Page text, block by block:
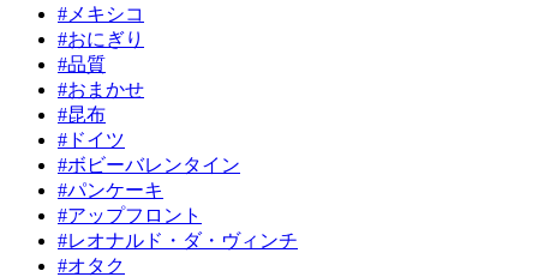
#メキシコ
#おにぎり
#品質
#おまかせ
#昆布
#ドイツ
#ボビーバレンタイン
#パンケーキ
#アップフロント
#レオナルド・ダ・ヴィンチ
#オタク